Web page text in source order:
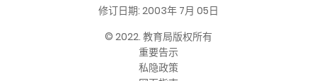
修订日期: 2003年 7月 05日
© 2022. 教育局版权所有
重要告示
私隐政策